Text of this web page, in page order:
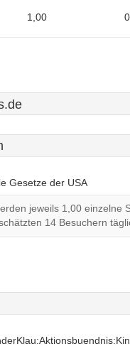
1,00
Gesetze der USA
jeweils 1,00 einzelne
14 Besuchern